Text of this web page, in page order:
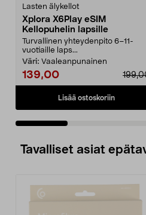
Lasten älykellot
Xplora X6Play eSIM
Kellopuhelin lapsille
Turvallinen yhteydenpito 6–11-
vuotiaille laps...
Väri: Vaaleanpunainen
139,00
Lisää ostoskoriin
Tavalliset asiat